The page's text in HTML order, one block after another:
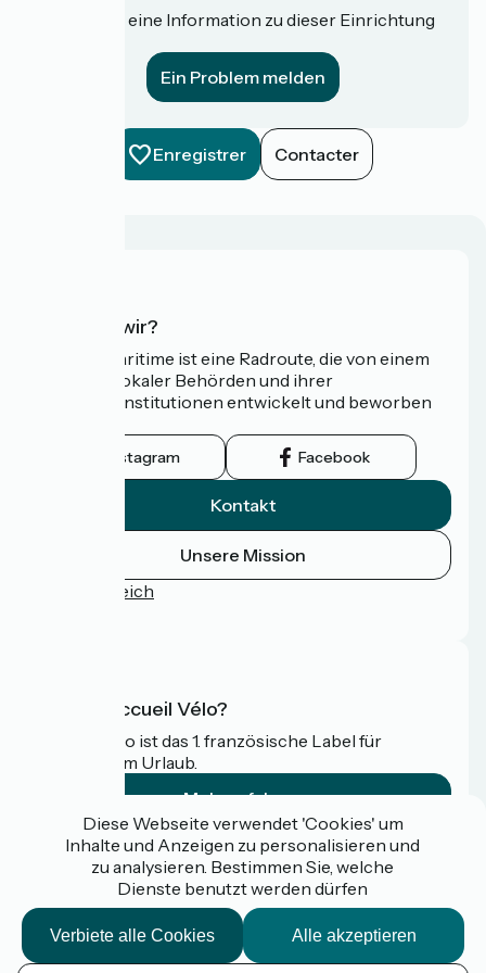
Haben Sie eine Information zu dieser Einrichtung
Ein Problem melden
Enregistrer Contacter
Wer sind wir?
Die Vélomaritime ist eine Radroute, die von einem
Netzwerk lokaler Behörden und ihrer
Tourismusinstitutionen entwickelt und beworben
Instagram Facebook
Kontakt
Unsere Mission
Pressebereich
Was ist Accueil Vélo?
Accueil Vélo ist das 1. französische Label für
Radfahrer im Urlaub.
Mehr erfahren
Gefördert im Rahmen von Destination France
Espace pro / presse
Diese Webseite verwendet 'Cookies' um
Inhalte und Anzeigen zu personalisieren und
zu analysieren. Bestimmen Sie, welche
Dienste benutzt werden dürfen
Alle akzeptieren
Verbiete alle Cookies